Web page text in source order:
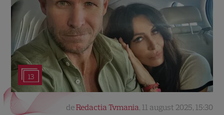
13
deRedactia Tvmania, 11 august 2025, 15:30